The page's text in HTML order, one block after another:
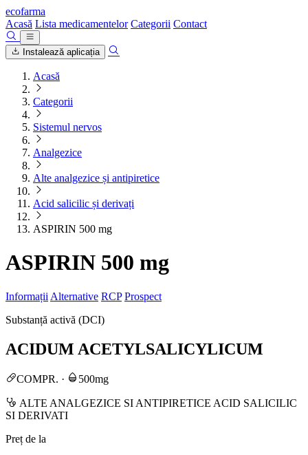
ecofarma
Acasă Lista medicamentelor Categorii Contact
Instalează aplicația
Acasă
Categorii
Sistemul nervos
Analgezice
Alte analgezice și antipiretice
Acid salicilic și derivați
ASPIRIN 500 mg
ASPIRIN 500 mg
Informații Alternative RCP Prospect
Substanță activă (DCI)
ACIDUM ACETYLSALICYLICUM
COMPR. · 500mg
ALTE ANALGEZICE SI ANTIPIRETICE ACID SALICILIC
SI DERIVATI
Preț de la